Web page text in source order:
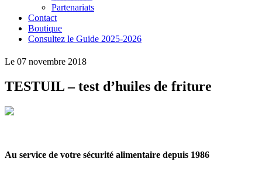
Partenariats
Contact
Boutique
Consultez le Guide 2025-2026
Le 07 novembre 2018
TESTUIL – test d’huiles de friture
Au service de votre sécurité alimentaire depuis 1986